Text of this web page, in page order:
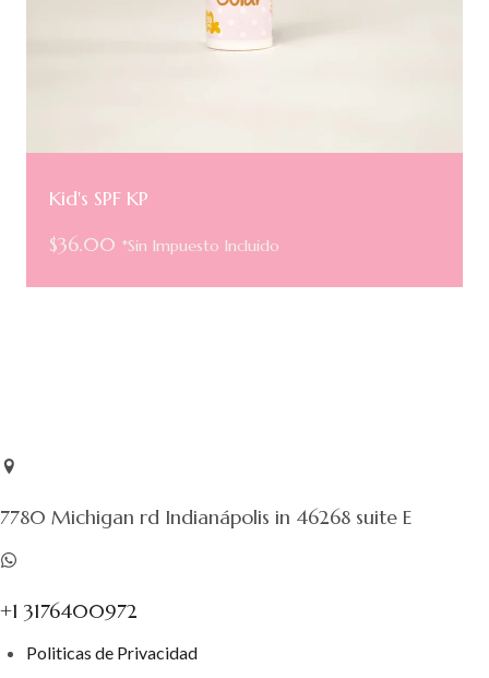
Kid's SPF KP
$36.00 *Sin Impuesto Incluido
7780 Michigan rd Indianápolis in 46268 suite E
+1 3176400972
Politicas de Privacidad